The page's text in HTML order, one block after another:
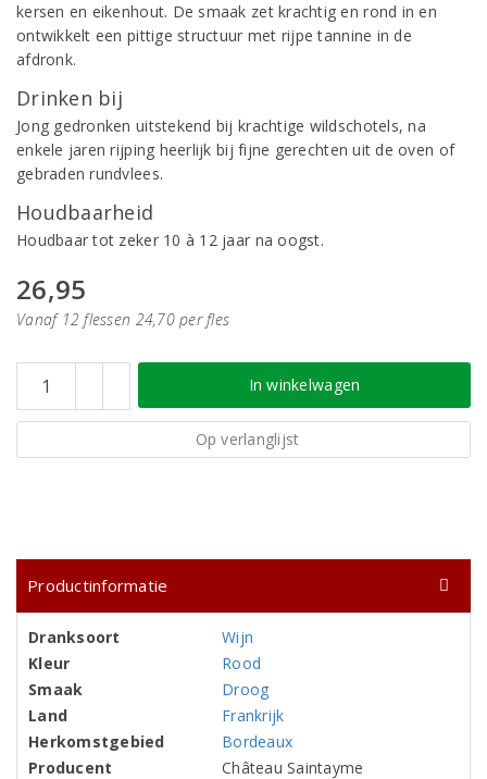
kersen en eikenhout. De smaak zet krachtig en rond in en
ontwikkelt een pittige structuur met rijpe tannine in de
afdronk.
Drinken bij
Jong gedronken uitstekend bij krachtige wildschotels, na
enkele jaren rijping heerlijk bij fijne gerechten uit de oven of
gebraden rundvlees.
Houdbaarheid
Houdbaar tot zeker 10 à 12 jaar na oogst.
26,95
Vanaf 12 flessen 24,70 per fles
In winkelwagen
Op verlanglijst
Productinformatie
Dranksoort
Wijn
Kleur
Rood
Smaak
Droog
Land
Frankrijk
Herkomstgebied
Bordeaux
Producent
Château Saintayme